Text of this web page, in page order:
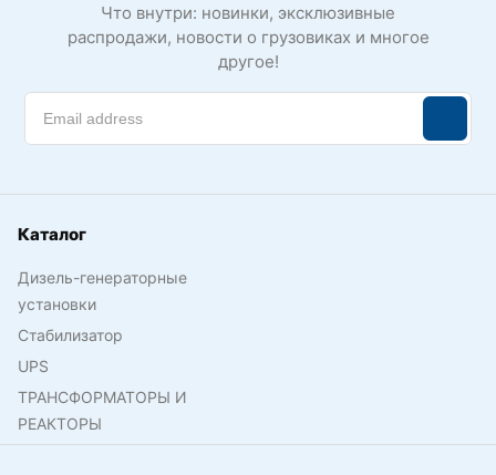
Что внутри: новинки, эксклюзивные
распродажи, новости о грузовиках и многое
другое!
Каталог
Дизель-генераторные
установки
Стабилизатор
UPS
ТРАНСФОРМАТОРЫ И
РЕАКТОРЫ